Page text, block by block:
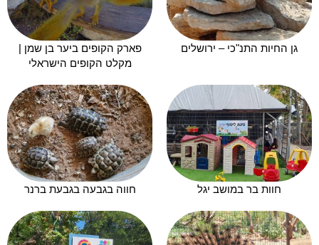
גן החיות התנ"כי – ירושלים
פארק הקופים ביער בן שמן |
מקלט הקופים הישראלי
חוות בר במושב יגל חווה בגבעה בגבעת ברנר